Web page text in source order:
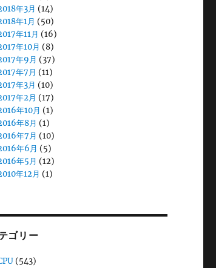
年3月 (14)
年1月 (50)
年11月 (16)
年10月 (8)
年9月 (37)
年7月 (11)
年3月 (10)
年2月 (17)
年10月 (1)
年8月 (1)
年7月 (10)
年6月 (5)
年5月 (12)
年12月 (1)
ゴリー
(543)